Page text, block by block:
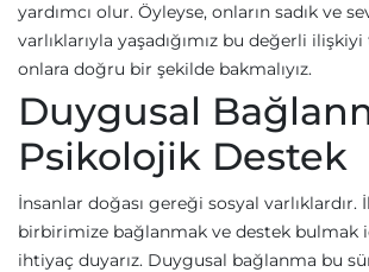
yardımcı olur. Öyleyse, onların sadık ve
varlıklarıyla yaşadığımız bu değerli
onlara doğru bir şekilde bakmalıyız.
Duygusal
Psikolojik Destek
İnsanlar doğası gereği sosyal
birbirimize bağlanmak ve destek bulmak
ihtiyaç duyarız. Duygusal bağlanma bu